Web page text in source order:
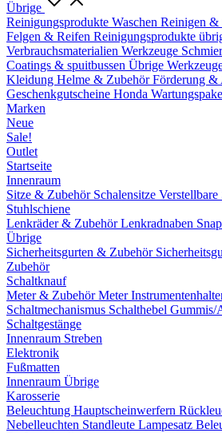
Übrige
Reinigungsprodukte Waschen Reinigen &
Felgen & Reifen Reinigungsprodukte
Verbrauchsmaterialien Werkzeuge
Coatings & spuitbussen Übrige
Kleidung Helme & ZubehörFörderung &
Geschenkgutscheine Honda
Marken
Neue
Sale!
Outlet
Startseite
Innenraum
Sitze & Zubehör Schalensitze Verstellbare
Stuhlschiene
Lenkräder & ZubehörLenkradnaben
Übrige
Sicherheitsgurten & Zubehör
Zubehör
Schaltknauf
Meter & ZubehörMeter
Schaltmechanismus Schalthebel Gummis/
Schaltgestänge
Innenraum Streben
Elektronik
Fußmatten
Innenraum Übrige
Karosserie
Beleuchtung Hauptscheinwerfern
Nebelleuchten Standleute Lampesatz